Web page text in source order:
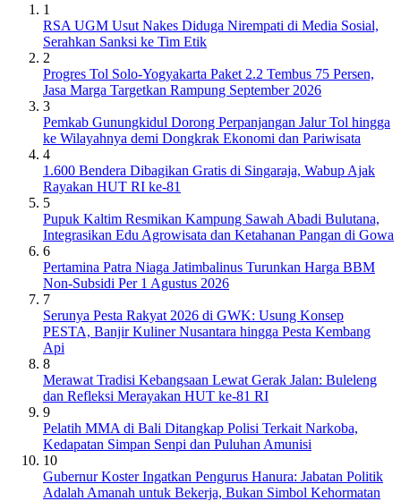
1
RSA UGM Usut Nakes Diduga Nirempati di Media Sosial,
Serahkan Sanksi ke Tim Etik
2
Progres Tol Solo-Yogyakarta Paket 2.2 Tembus 75 Persen,
Jasa Marga Targetkan Rampung September 2026
3
Pemkab Gunungkidul Dorong Perpanjangan Jalur Tol hingga
ke Wilayahnya demi Dongkrak Ekonomi dan Pariwisata
4
1.600 Bendera Dibagikan Gratis di Singaraja, Wabup Ajak
Rayakan HUT RI ke-81
5
Pupuk Kaltim Resmikan Kampung Sawah Abadi Bulutana,
Integrasikan Edu Agrowisata dan Ketahanan Pangan di Gowa
6
Pertamina Patra Niaga Jatimbalinus Turunkan Harga BBM
Non-Subsidi Per 1 Agustus 2026
7
Serunya Pesta Rakyat 2026 di GWK: Usung Konsep
PESTA, Banjir Kuliner Nusantara hingga Pesta Kembang
Api
8
Merawat Tradisi Kebangsaan Lewat Gerak Jalan: Buleleng
dan Refleksi Merayakan HUT ke-81 RI
9
Pelatih MMA di Bali Ditangkap Polisi Terkait Narkoba,
Kedapatan Simpan Senpi dan Puluhan Amunisi
10
Gubernur Koster Ingatkan Pengurus Hanura: Jabatan Politik
Adalah Amanah untuk Bekerja, Bukan Simbol Kehormatan